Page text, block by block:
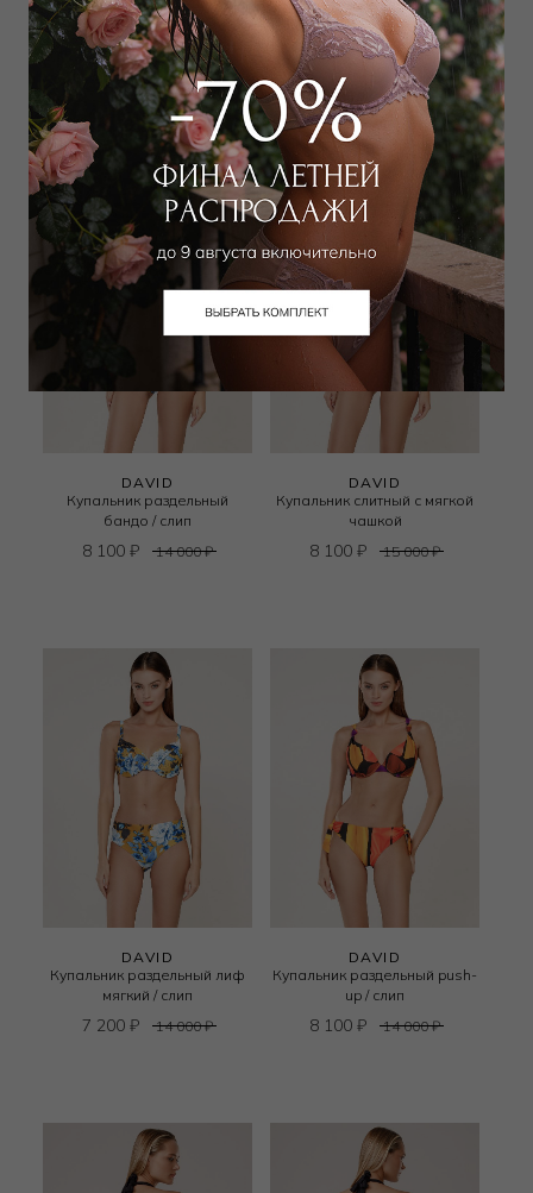
JETS
Плавки слип
6 300₽ 10 000₽
DAVID
Купальник раздельный
треугольник / слип
8 100 ₽ 15 000 ₽
DAVID
Купальник раздельный
бандо / слип
8 100 ₽ 14 000₽
DAVID
Купальник слитный с мягкой
чашкой
8 100 ₽ 15 000₽
DAVID
Купальник раздельный лиф
мягкий / слип
7 200 ₽ 14 000₽
DAVID
Купальник раздельный push-
up / слип
8 100 ₽ 14 000₽